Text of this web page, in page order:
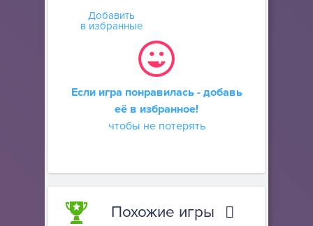
Добавить
в избранные
Если игра понравилась - добавь
её в избранное!
чтобы не потерять
Похожие игры